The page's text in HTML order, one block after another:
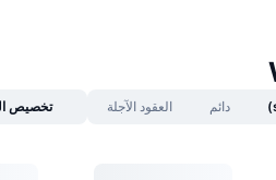
دائم العقود الآجلة تخصيص